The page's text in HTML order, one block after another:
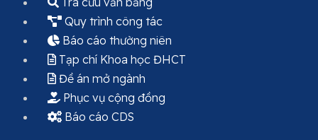
Quy trình công tác
Báo cáo thường niên
Tạp chí Khoa học ĐHCT
Đề án mở ngành
Phục vụ cộng đồng
Báo cáo CDS